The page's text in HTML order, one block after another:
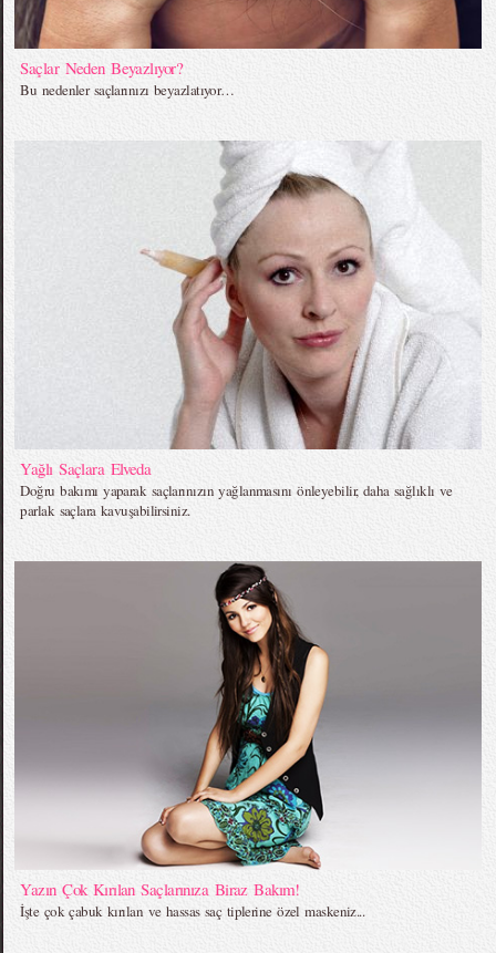
Saçlar Neden Beyazlıyor?
Bu nedenler saçlarınızı beyazlatıyor…
Yağlı Saçlara Elveda
Doğru bakımı yaparak saçlarınızın yağlanmasını önleyebilir, daha sağlıklı ve
parlak saçlara kavuşabilirsiniz.
Yazın Çok Kırılan Saçlarınıza Biraz Bakım!
İşte çok çabuk kırılan ve hassas saç tiplerine özel maskeniz...